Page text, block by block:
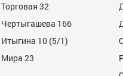
32
Чертыгашева 166
Итыгина 10 (5/1)
Мира 23